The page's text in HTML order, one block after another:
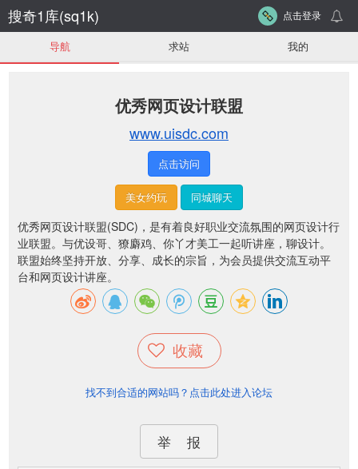
搜奇1库(sq1k) 点击登录
导航 求站 我的
优秀网页设计联盟
www.uisdc.com
点击访问
美女约玩 同城聊天
优秀网页设计联盟(SDC)，是有着良好职业交流氛围的网页设计行
业联盟。与优设哥、獠麝鸡、你丫才美工一起听讲座，聊设计。
联盟始终坚持开放、分享、成长的宗旨，为会员提供交流互动平
台和网页设计讲座。
收藏
找不到合适的网站吗？点击此处进入论坛
举 报